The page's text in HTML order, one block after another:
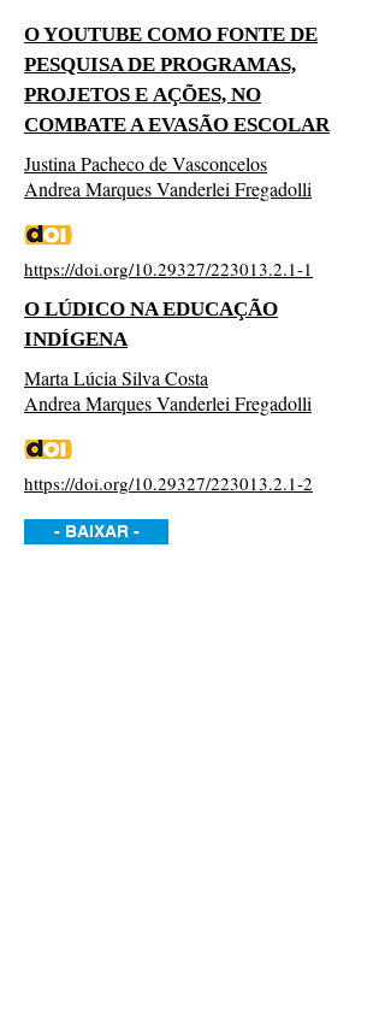
O YOUTUBE COMO FONTE DE
PESQUISA DE PROGRAMAS,
PROJETOS E AÇÕES, NO
COMBATE A EVASÃO ESCOLAR
Justina Pacheco de Vasconcelos
Andrea Marques Vanderlei Fregadolli
https://doi.org/10.29327/223013.2.1-1
O LÚDICO NA EDUCAÇÃO
INDÍGENA
Marta Lúcia Silva Costa
Andrea Marques Vanderlei Fregadolli
https://doi.org/10.29327/223013.2.1-2
- BAIXAR -